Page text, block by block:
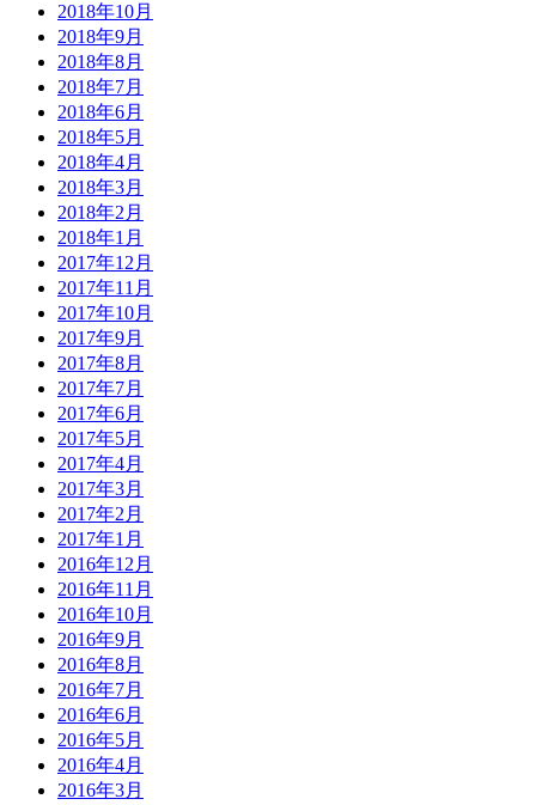
2018年10月
2018年9月
2018年8月
2018年7月
2018年6月
2018年5月
2018年4月
2018年3月
2018年2月
2018年1月
2017年12月
2017年11月
2017年10月
2017年9月
2017年8月
2017年7月
2017年6月
2017年5月
2017年4月
2017年3月
2017年2月
2017年1月
2016年12月
2016年11月
2016年10月
2016年9月
2016年8月
2016年7月
2016年6月
2016年5月
2016年4月
2016年3月